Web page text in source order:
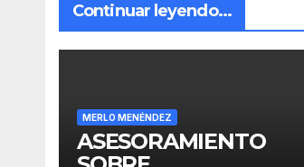
Continuar leyendo...
MERLO MENÉNDEZ
ASESORAMIENTO